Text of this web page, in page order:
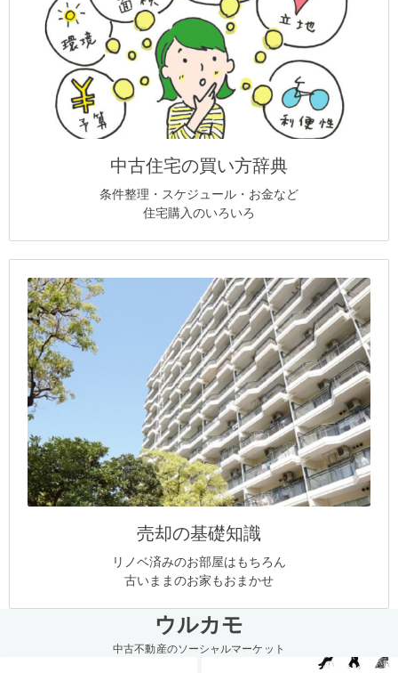
中古住宅の買い方辞典
条件整理・スケジュール・お金など
住宅購入のいろいろ
売却の基礎知識
リノベ済みのお部屋はもちろん
古いままのお家もおまかせ
ウルカモ
中古不動産のソーシャルマーケット